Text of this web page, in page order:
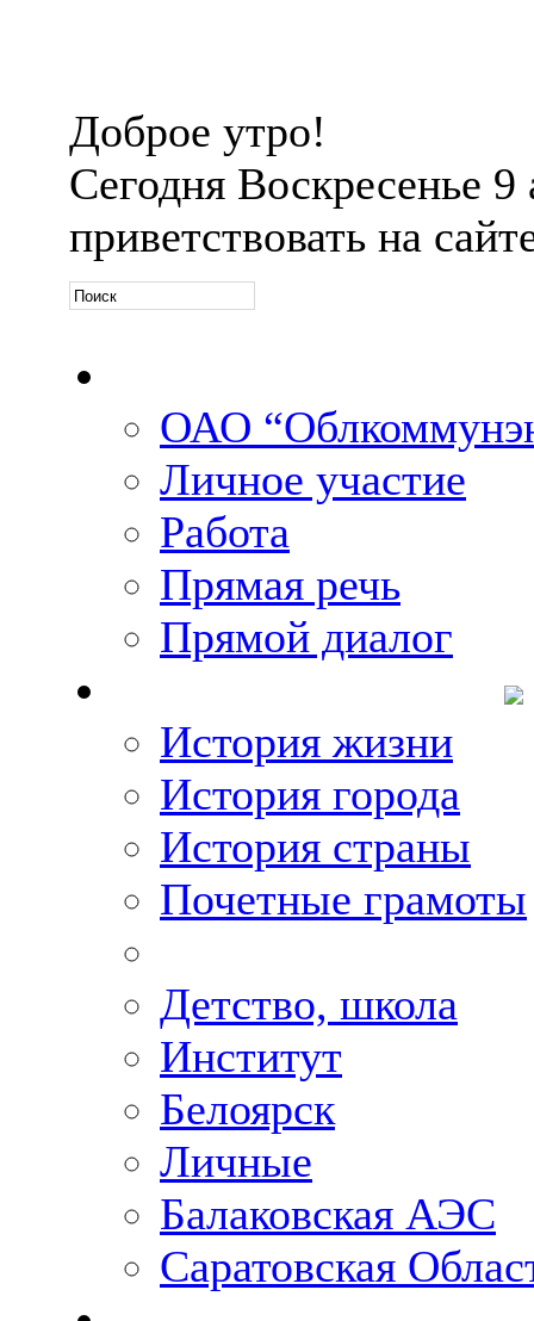
Доброе утро!
Сегодня Воскресенье 9
приветствовать на
ОАО
Личное участие
Работа
Прямая речь
Прямой диалог
История жизни
История города
История страны
Почетные грамоты
Детство, школа
Институт
Белоярск
Личные
Балаковская АЭС
Саратовская